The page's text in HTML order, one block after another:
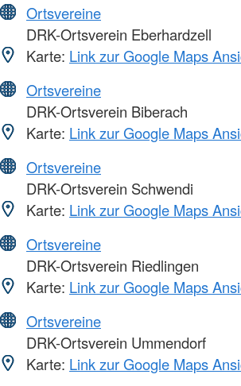
Ortsvereine
DRK-Ortsverein Eberhardzell
Karte: Link zur Google Maps
Ortsvereine
DRK-Ortsverein Biberach
Karte: Link zur Google Maps
Ortsvereine
DRK-Ortsverein Schwendi
Karte: Link zur Google Maps
Ortsvereine
DRK-Ortsverein Riedlingen
Karte: Link zur Google Maps
Ortsvereine
DRK-Ortsverein Ummendorf
Karte: Link zur Google Maps